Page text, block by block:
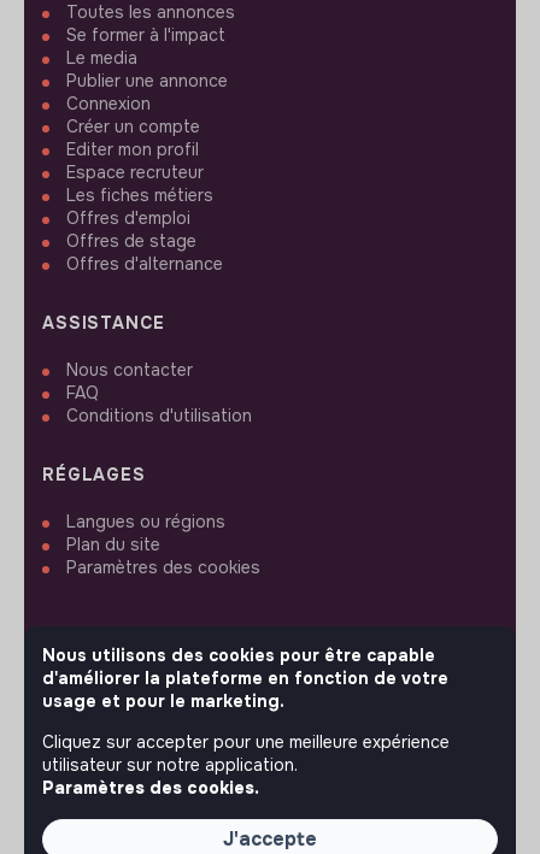
Toutes les annonces
Se former à l'impact
Le media
Publier une annonce
Connexion
Créer un compte
Editer mon profil
Espace recruteur
Les fiches métiers
Offres d'emploi
Offres de stage
Offres d'alternance
ASSISTANCE
Nous contacter
FAQ
Conditions d'utilisation
RÉGLAGES
Langues ou régions
Plan du site
Paramètres des cookies
SUIVEZ-NOUS
© 2026 jobs that makesense.
Nous utilisons des cookies pour être capable
d'améliorer la plateforme en fonction de votre
usage et pour le marketing.
Cliquez sur accepter pour une meilleure expérience
utilisateur sur notre application.
Paramètres des cookies.
J'accepte